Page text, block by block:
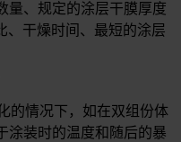
量、规定的涂层干膜厚度
、干燥时间、最短的涂层
的情况下，如在双组份体
涂装时的温度和随后的暴